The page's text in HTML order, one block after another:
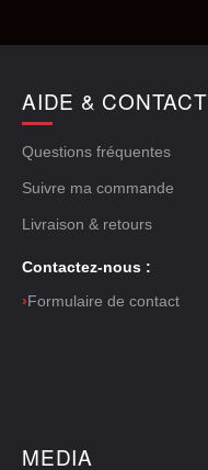
AIDE & CONTACT
Questions fréquentes
Suivre ma commande
Livraison & retours
Contactez-nous :
›Formulaire de contact
MEDIA